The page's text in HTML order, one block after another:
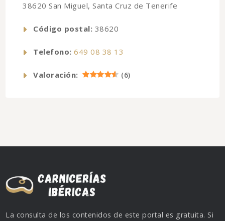
38620 San Miguel, Santa Cruz de Tenerife
Código postal: 38620
Telefono: 649 08 38 13
Valoración: (6)
La consulta de los contenidos de este portal es gratuita. Si